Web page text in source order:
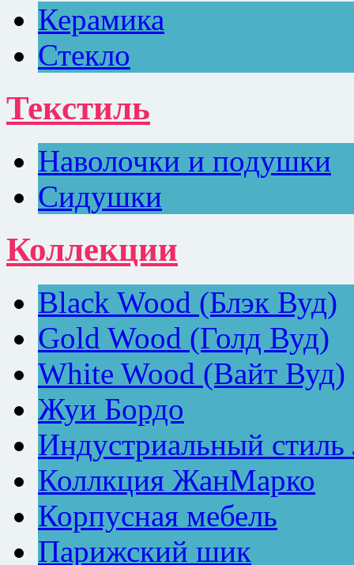
Керамика
Стекло
Текстиль
Наволочки и подушки
Сидушки
Коллекции
Black Wood (Блэк Вуд)
Gold Wood (Голд Вуд)
White Wood (Вайт Вуд)
Жуи Бордо
Индустриальный
Коллкция ЖанМарко
Корпусная мебель
Парижский шик